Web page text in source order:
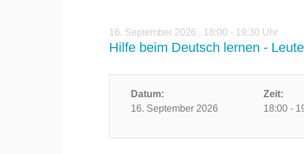
16. September 2026 , 18:00 - 19:30 Uhr
Hilfe beim Deutsch lernen -
Datum:
16. September 2026
Zeit:
18:00 -